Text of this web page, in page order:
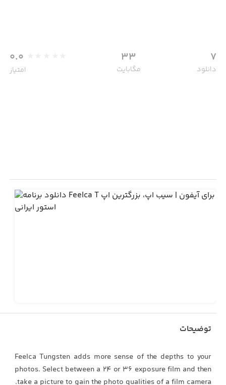
7
دانلود
33
مگابایت
0.0
امتیاز
توضیحات
Feelca Tungsten adds more sense of the depths to your
photos. Select between a 24 or 36 exposure film and then
take a picture to gain the photo qualities of a film camera.